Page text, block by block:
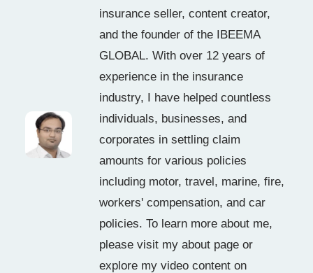
insurance seller, content creator,
and the founder of the IBEEMA
GLOBAL. With over 12 years of
experience in the insurance
industry, I have helped countless
individuals, businesses, and
corporates in settling claim
amounts for various policies
including motor, travel, marine, fire,
workers' compensation, and car
policies. To learn more about me,
please visit my about page or
explore my video content on